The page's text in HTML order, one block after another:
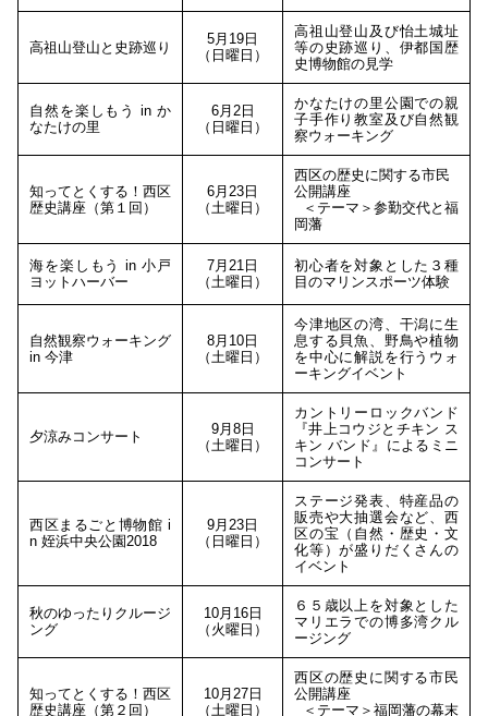
高祖山登山と史跡巡り
5月19日
（日曜日）
高祖山登山及び怡土城址
等の史跡巡り、伊都国歴
史博物館の見学
自然を楽しもう in か
なたけの里
6月2日
（日曜日）
かなたけの里公園での親
子手作り教室及び自然観
察ウォーキング
知ってとくする！西区
歴史講座（第１回）
6月23日
（土曜日）
西区の歴史に関する市民
公開講座
＜テーマ＞参勤交代と福
岡藩
海を楽しもう in 小戸
ヨットハーバー
7月21日
（土曜日）
初心者を対象とした３種
目のマリンスポーツ体験
自然観察ウォーキング
in 今津
8月10日
（土曜日）
今津地区の湾、干潟に生
息する貝魚、野鳥や植物
を中心に解説を行うウォ
ーキングイベント
夕涼みコンサート
9月8日
（土曜日）
カントリーロックバンド
『井上コウジとチキン ス
キン バンド』によるミニ
コンサート
西区まるごと博物館 i
n 姪浜中央公園2018
9月23日
（日曜日）
ステージ発表、特産品の
販売や大抽選会など、西
区の宝（自然・歴史・文
化等）が盛りだくさんの
イベント
秋のゆったりクルージ
ング
10月16日
（火曜日）
６５歳以上を対象とした
マリエラでの博多湾クル
ージング
知ってとくする！西区
歴史講座（第２回）
10月27日
（土曜日）
西区の歴史に関する市民
公開講座
＜テーマ＞福岡藩の幕末